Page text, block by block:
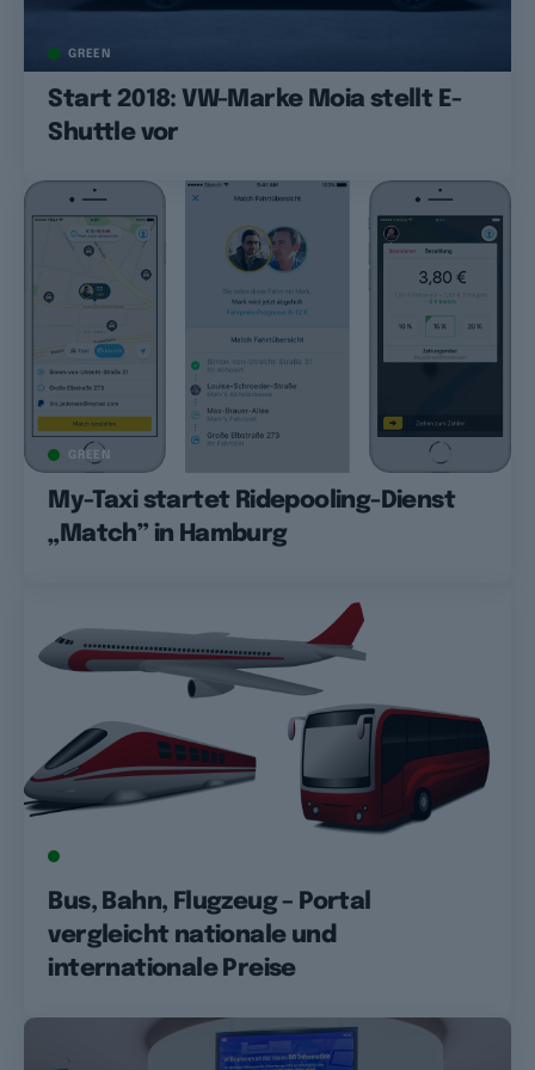
GREEN
Start 2018: VW-Marke Moia stellt E-
Shuttle vor
GREEN
My-Taxi startet Ridepooling-Dienst
„Match” in Hamburg
Bus, Bahn, Flugzeug – Portal
vergleicht nationale und
internationale Preise